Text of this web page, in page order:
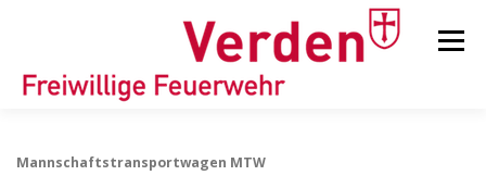
Menü
Mannschaftstransportwagen MTW